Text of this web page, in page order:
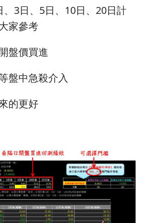
3日、5日、10日、20日計
家參考
盤價買進
盤中急殺介入
的更好​